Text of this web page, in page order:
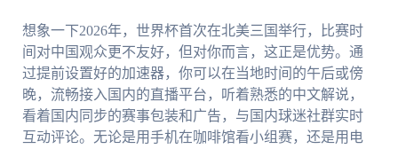
想象一下2026年，世界杯首次在北美三国举行，比赛时
间对中国观众更不友好，但对你而言，这正是优势。通
过提前设置好的加速器，你可以在当地时间的午后或傍
晚，流畅接入国内的直播平台，听着熟悉的中文解说，
看着国内同步的赛事包装和广告，与国内球迷社群实时
互动评论。无论是用手机在咖啡馆看小组赛，还是用电